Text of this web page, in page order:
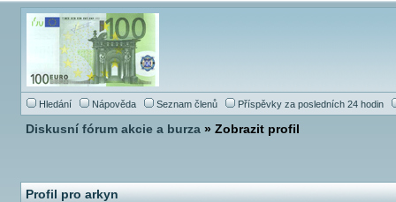
Hledání Nápověda Seznam členů Příspěvky za posledních 24 hodin
Diskusní fórum akcie a burza» Zobrazit profil
Profil pro arkyn